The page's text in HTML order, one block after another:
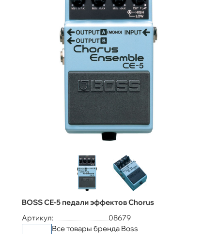
BOSS CE-5 педали эффектов Chorus
Артикул:
08679
Все товары бренда Boss